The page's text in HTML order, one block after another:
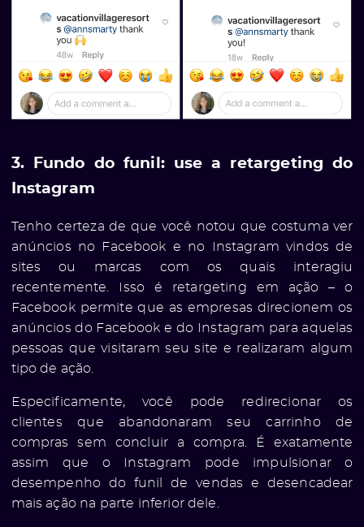
3. Fundo do funil: use a retargeting do
Instagram
Tenho certeza de que você notou que costuma ver
anúncios no Facebook e no Instagram vindos de
sites ou marcas com os quais interagiu
recentemente. Isso é retargeting em ação – o
Facebook permite que as empresas direcionem os
anúncios do Facebook e do Instagram para aquelas
pessoas que visitaram seu site e realizaram algum
tipo de ação.
Especificamente, você pode redirecionar os
clientes que abandonaram seu carrinho de
compras sem concluir a compra. É exatamente
assim que o Instagram pode impulsionar o
desempenho do funil de vendas e desencadear
mais ação na parte inferior dele.